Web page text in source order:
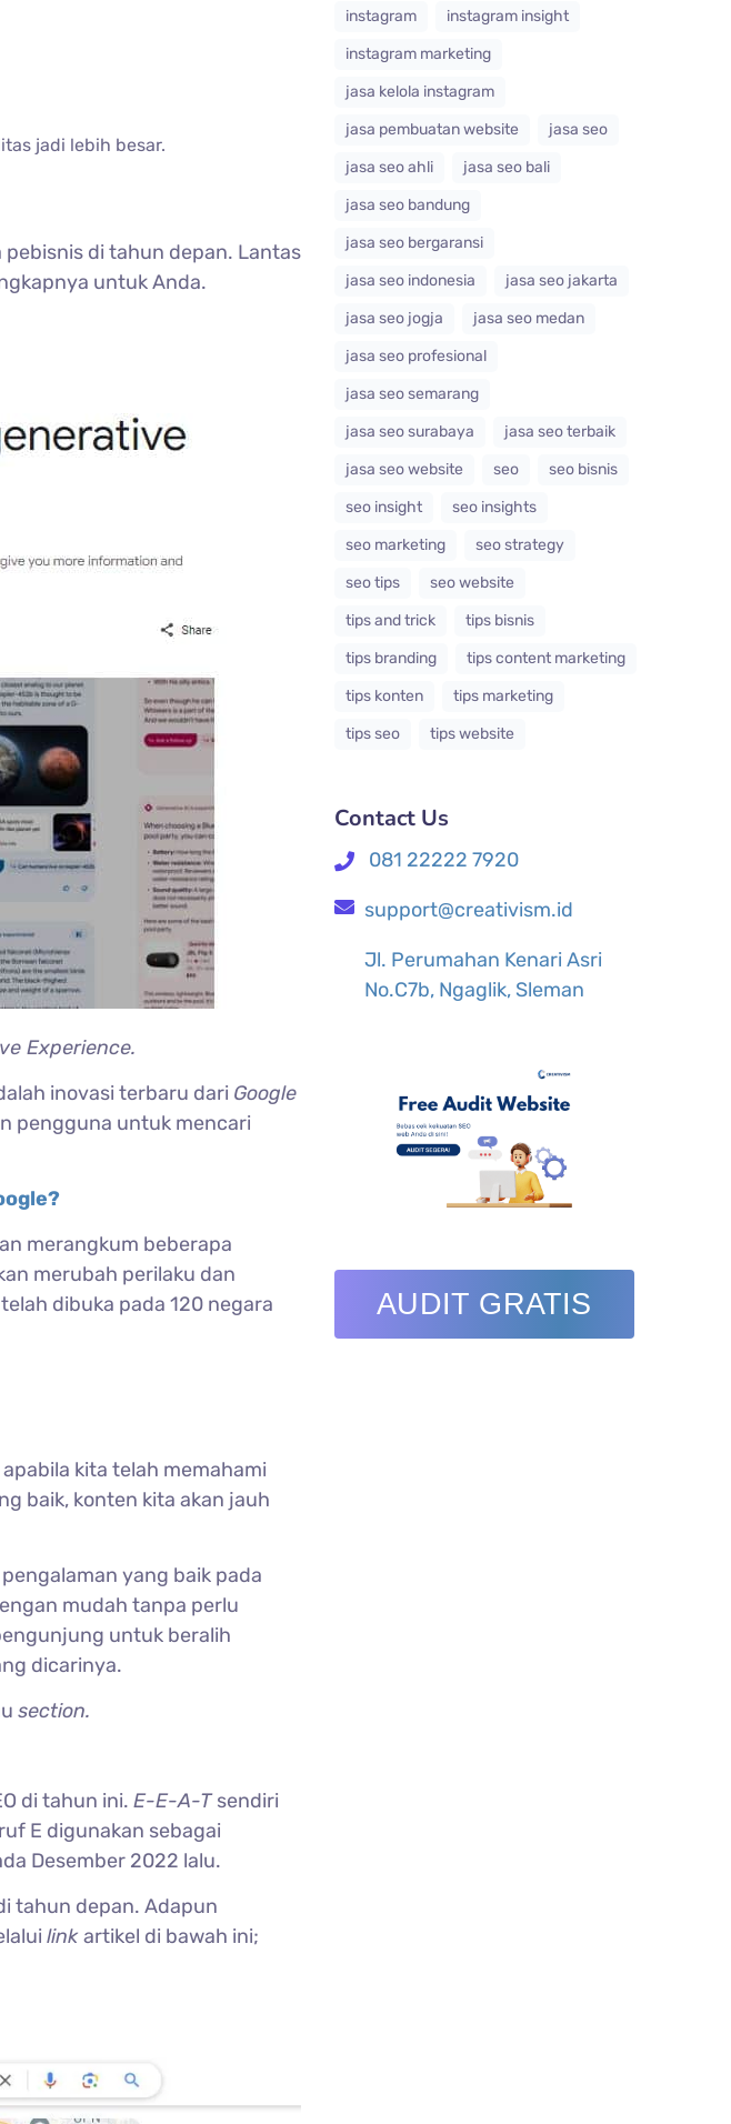
jadi lebih besar.
di tahun depan. Lantas
untuk Anda.
Experience.
inovasi terbaru dari Google
pengguna untuk mencari
merangkum beberapa
merubah perilaku dan
dibuka pada 120 negara
kita telah memahami
baik, konten kita akan jauh
yang baik pada
mudah tanpa perlu
untuk beralih
dicarinya.
section.
di tahun ini. E-E-A-Tsendiri
E digunakan sebagai
Desember 2022 lalu.
tahun depan. Adapun
link artikel di bawah ini;
instagram
instagram insight
instagram marketing
jasa kelola instagram
jasa pembuatan website
jasa seo
jasa seo ahli
jasa seo bali
jasa seo bandung
jasa seo bergaransi
jasa seo indonesia
jasa seo jakarta
jasa seo jogja
jasa seo medan
jasa seo profesional
jasa seo semarang
jasa seo surabaya
jasa seo terbaik
jasa seo website
seo
seo bisnis
seo insight
seo insights
seo marketing
seo strategy
seo tips
seo website
tips and trick
tips bisnis
tips branding
tips content marketing
tips konten
tips marketing
tips seo
tips website
Contact Us
081 22222 7920
support@creativism.id
Jl. Perumahan Kenari Asri
No.C7b, Ngaglik, Sleman
AUDIT GRATIS